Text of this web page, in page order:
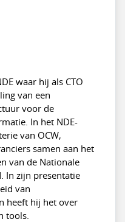
waar hij als CTO
van een
voor de
In het NDE-
van OCW,
samen aan het
van de Nationale
In zijn presentatie
van
heeft hij het over
tools.